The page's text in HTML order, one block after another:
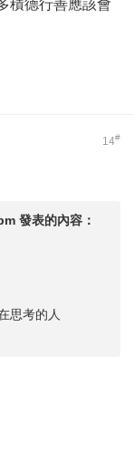
積德行善應該會
14#
發表的內容：
思考的人